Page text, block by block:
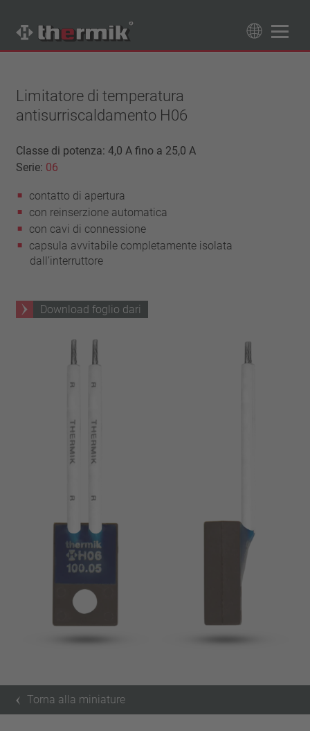
89Prodotti
contatto di apertura
contatto di chiusura
Campo di temperatura
alta temperatura (205 – 250 °C)
1,6 A – 7,5 A
4 A – 25 A
13,5 A – 42 A
25 A – 75 A
Resettaggio
ripristino automatico
aggancio (non ripristino automatico)
Isolamento
con isolamento
chiodo
Approvazioni
applicare filtri
Limitatore di temperatura
antisurriscaldamento H06
Classe di potenza: 4,0 A fino a 25,0 A
Serie: 06
contatto di apertura
con reinserzione automatica
con cavi di connessione
capsula avvitabile completamente isolata
dall’interruttore
Download foglio dari
Torna alla miniature